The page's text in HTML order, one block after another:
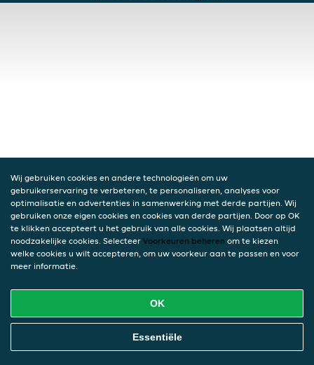
Wij gebruiken cookies en andere technologieën om uw
gebruikerservaring te verbeteren, te personaliseren, analyses voor
optimalisatie en advertenties in samenwerking met derde partijen. Wij
gebruiken onze eigen cookies en cookies van derde partijen. Door op OK
te klikken accepteert u het gebruik van alle cookies. Wij plaatsen altijd
noodzakelijke cookies. Selecteer Voorkeuren beheren om te kiezen
welke cookies u wilt accepteren, om uw voorkeur aan te passen en voor
meer informatie.
OK
Essentiële